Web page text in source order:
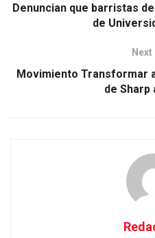
Denuncian que barristas
de
Movimiento Transformar
de Sharp